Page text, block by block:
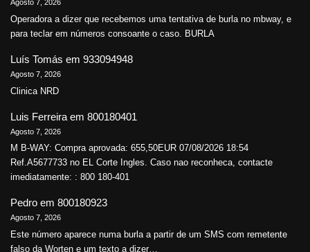
Agosto 7, 2026
Operadora a dizer que recebemos uma tentativa de burla no mbway, e
para teclar em números consoante o caso. BURLA
Luís Tomás em 933094948
Agosto 7, 2026
Clinica NRD
Luis Ferreira em 800180401
Agosto 7, 2026
M B-WAY: Compra aprovada: 655,50EUR 07/08/2026 18:54
Ref.A5677733 no EL Corte Ingles. Caso nao reconheca, contacte
imediatamente: : 800 180-401
Pedro em 800180923
Agosto 7, 2026
Este número aparece numa burla a partir de um SMS com remetente
falso da Worten e um texto a dizer…